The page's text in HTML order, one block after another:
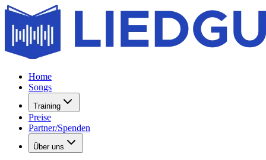
Home
Songs
Training
Preise
Partner/Spenden
Über uns